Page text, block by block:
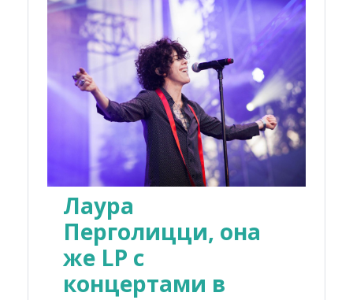
Лаура
Перголицци, она
же LP с
концертами в